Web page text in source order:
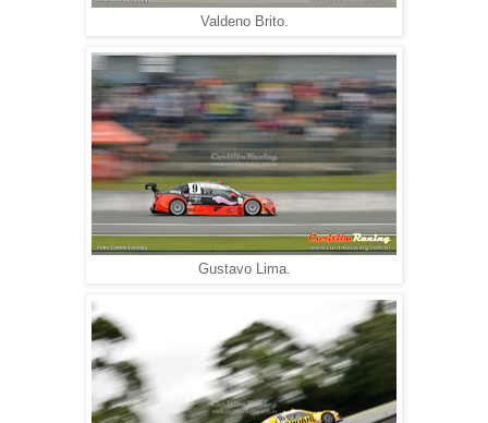
Valdeno Brito.
Gustavo Lima.